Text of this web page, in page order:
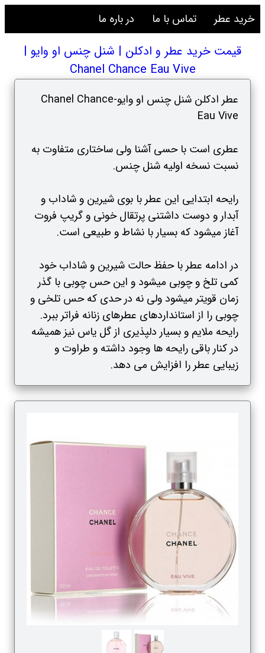
خرید عطر تماس با ما در باره ما
قیمت خرید عطر و ادکلن | شنل چنس او وایو |
Chanel Chance Eau Vive
عطر ادکلن شنل چنس او وایو-Chanel Chance
Eau Vive
عطری است با حسی آشنا ولی ساختاری متفاوت به
نسبت نسخه اولیه شنل چنس.
رایحه ابتدایی این عطر با بوی شیرین و شاداب و
آبدار و دوست داشتنی پرتقال خونی و گریپ فروت
آغاز میشود که بسیار با نشاط و طبیعی است.
در ادامه عطر با حفظ حالت شیرین و شاداب خود
کمی تلخ و چوبی میشود و این حس چوبی با گذر
زمان قویتر میشود ولی نه در حدی که حس تلخی و
چوبی را از استانداردهای عطرهای زنانه فراتر ببرد.
رایحه ملایم و بسیار دلپذیری از گل یاس نیز همیشه
در کنار باقی رایحه ها وجود داشته و طراوت و
زیبایی عطر را افزایش می دهد.